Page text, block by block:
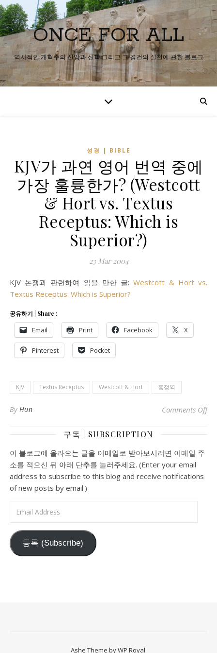
ONCE FOR ALL
역사적인 개혁주의 신앙과 신학 그리고 그 경건의 실천에 관한 블로그
성경 | BIBLE
KJV가 과연 영어 번역 중에
가장 훌륭한가? (Westcott
& Hort vs. Textus
Receptus: Which is
Superior?)
23 Mar 2004
KJV 논쟁과 관련하여 읽을 만한 글:Westcott & Hort vs.
Textus Receptus: Which is Superior?
공유하기 | Share :
Email Print Facebook X
Pinterest Pocket
KJV Textus Receptus Westcott & Hort 흠정역
By Hun Comments Offon
구독 | SUBSCRIPTION
이 블로그에 올라오는 글을 이메일로 받아보시려면 이메일 주
소를 적으신 뒤 아래 단추를 눌러주세요. (Enter your email
address to subscribe to this blog and receive notifications
of new posts by email.)
등록 (Subscribe)
Ashe Theme byWP Royal.